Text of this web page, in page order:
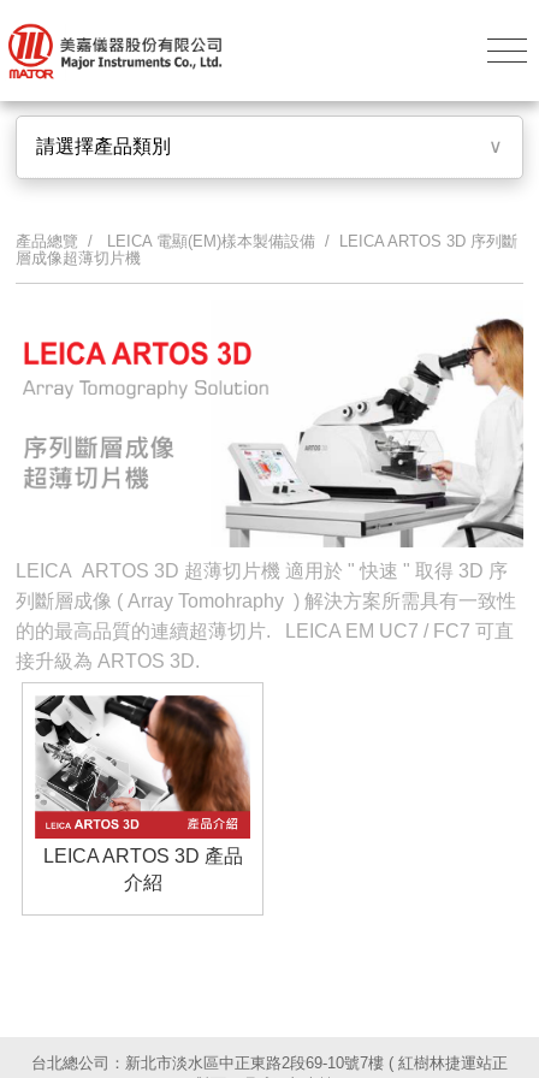
請選擇產品類別 ∨
產品總覽 / LEICA 電顯(EM)樣本製備設備 / LEICA ARTOS 3D 序列斷
層成像超薄切片機
LEICA ARTOS 3D 超薄切片機 適用於 " 快速 " 取得 3D 序
列斷層成像 ( Array Tomohraphy ) 解決方案所需具有一致性
的的最高品質的連續超薄切片. LEICA EM UC7 / FC7 可直
接升級為 ARTOS 3D.
LEICA ARTOS 3D 產品
介紹
台北總公司：新北市淡水區中正東路2段69-10號7樓 ( 紅樹林捷運站正